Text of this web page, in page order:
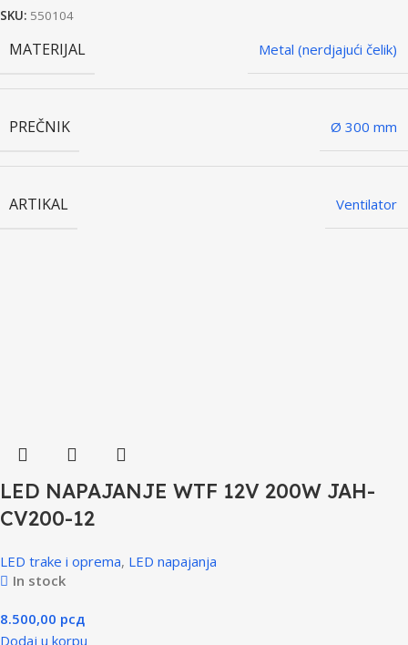
SKU: 550104
MATERIJAL Metal (nerdjajući čelik)
PREČNIK Ø 300 mm
ARTIKAL Ventilator
LED NAPAJANJE WTF 12V 200W JAH-
CV200-12
LED trake i oprema, LED napajanja
In stock
8.500,00 рсд
Dodaj u korpu